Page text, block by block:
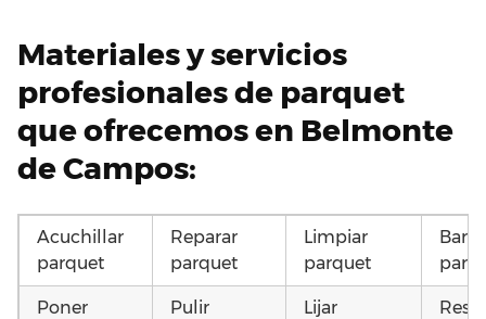
Materiales y servicios
profesionales de parquet
que ofrecemos en Belmonte
de Campos:
Acuchillar
parquet
Reparar
parquet
Limpiar
parquet
Poner
Pulir
Lijar